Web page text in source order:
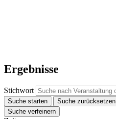
Ergebnisse
Stichwort
Suche starten
Suche zurücksetzen
Suche verfeinern